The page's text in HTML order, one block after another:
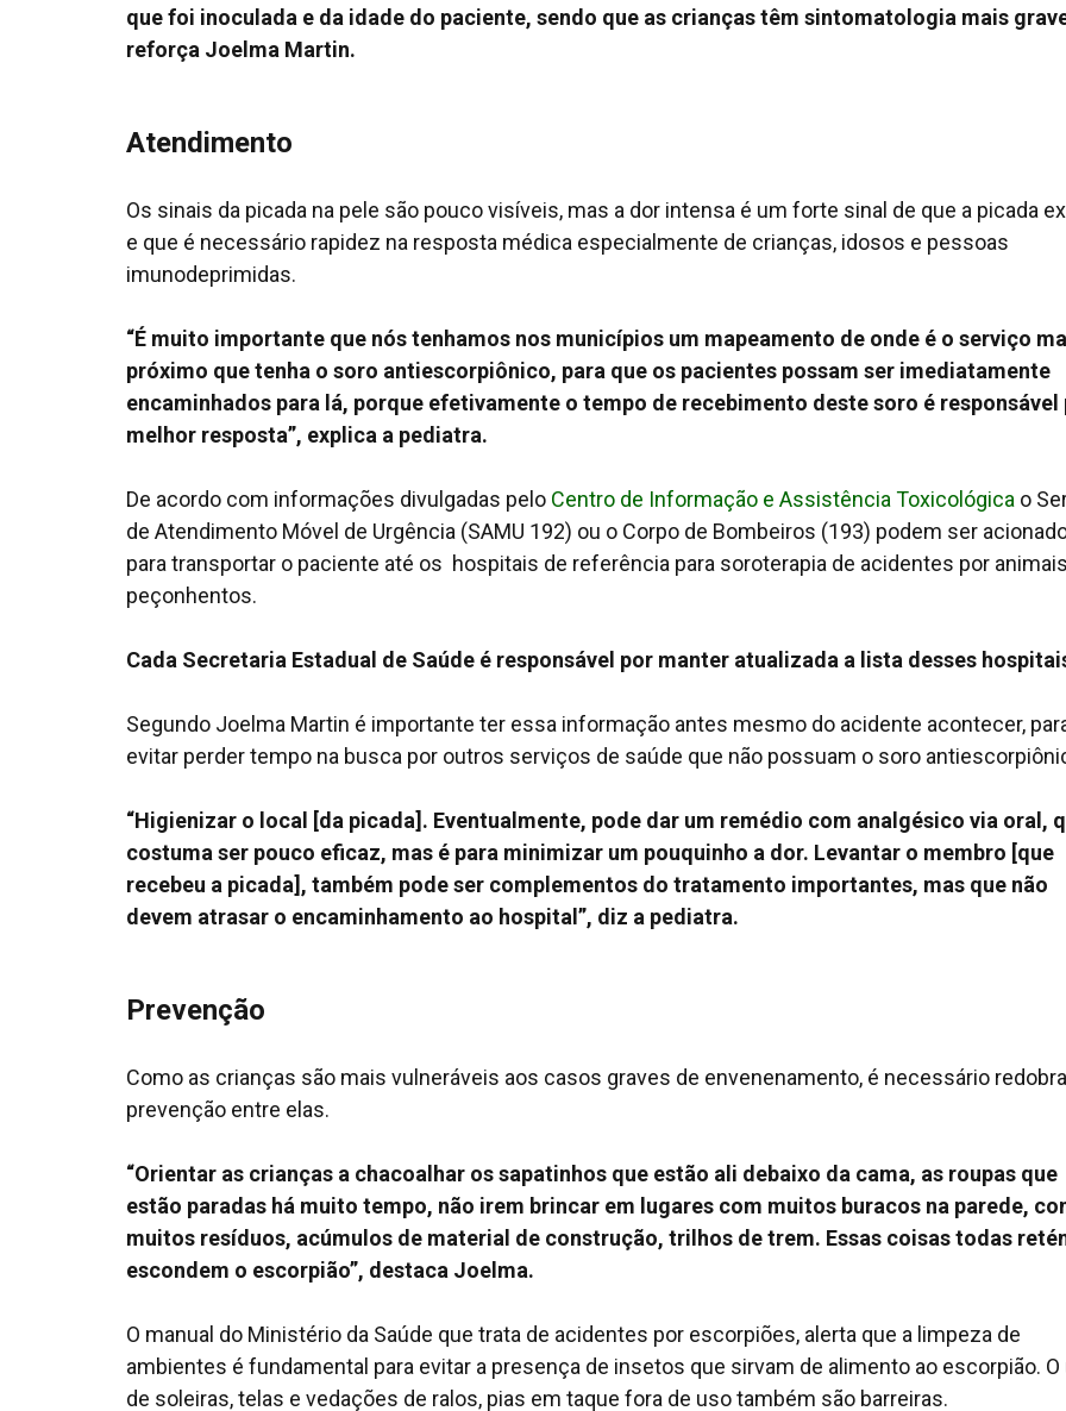
que foi inoculada e da idade do paciente, sendo que as crianças têm sintomatologia mais
reforça Joelma Martin.
Atendimento
Os sinais da picada na pele são pouco visíveis, mas a dor intensa é um forte sinal de que a picada
e que é necessário rapidez na resposta médica especialmente de crianças, idosos e pessoas
imunodeprimidas.
“É muito importante que nós tenhamos nos municípios um mapeamento de onde é o serviço
próximo que tenha o soro antiescorpiônico, para que os pacientes possam ser imediatamente
encaminhados para lá, porque efetivamente o tempo de recebimento deste soro é responsável
melhor resposta”, explica a pediatra.
De acordo com informações divulgadas pelo Centro de Informação e Assistência Toxicológica o
de Atendimento Móvel de Urgência (SAMU 192) ou o Corpo de Bombeiros (193) podem ser
para transportar o paciente até os hospitais de referência para soroterapia de acidentes por animais
peçonhentos.
Cada Secretaria Estadual de Saúde é responsável por manter atualizada a lista desses
Segundo Joelma Martin é importante ter essa informação antes mesmo do acidente acontecer,
evitar perder tempo na busca por outros serviços de saúde que não possuam o soro
“Higienizar o local [da picada]. Eventualmente, pode dar um remédio com analgésico via oral,
costuma ser pouco eficaz, mas é para minimizar um pouquinho a dor. Levantar o membro [que
recebeu a picada], também pode ser complementos do tratamento importantes, mas que não
devem atrasar o encaminhamento ao hospital”, diz a pediatra.
Prevenção
Como as crianças são mais vulneráveis aos casos graves de envenenamento, é necessário
prevenção entre elas.
“Orientar as crianças a chacoalhar os sapatinhos que estão ali debaixo da cama, as roupas que
estão paradas há muito tempo, não irem brincar em lugares com muitos buracos na parede,
muitos resíduos, acúmulos de material de construção, trilhos de trem. Essas coisas todas
escondem o escorpião”, destaca Joelma.
O manual do Ministério da Saúde que trata de acidentes por escorpiões, alerta que a limpeza de
ambientes é fundamental para evitar a presença de insetos que sirvam de alimento ao escorpião. O
de soleiras, telas e vedações de ralos, pias em taque fora de uso também são barreiras.